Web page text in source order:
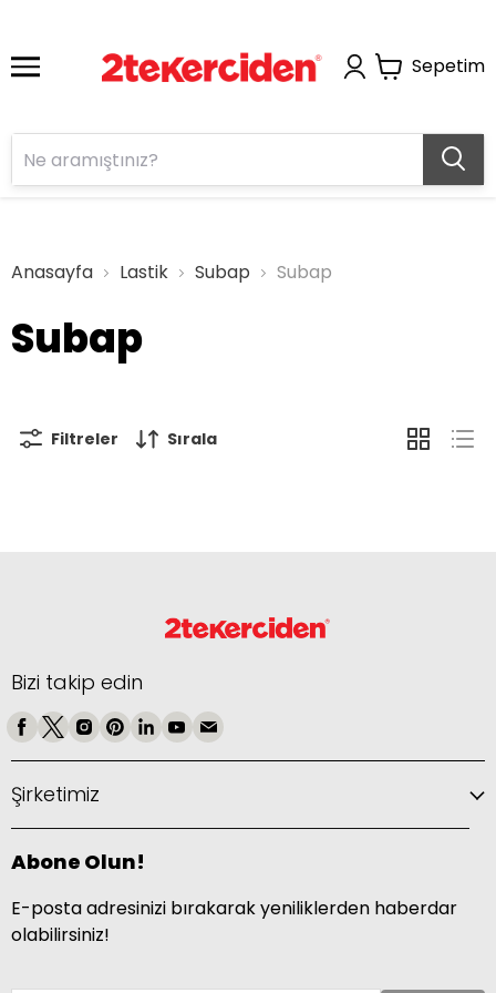
Sepetim
Anasayfa Lastik Subap Subap
Subap
Filtreler Sırala
Bizi takip edin
Şirketimiz
Abone Olun!
E-posta adresinizi bırakarak yeniliklerden haberdar
olabilirsiniz!